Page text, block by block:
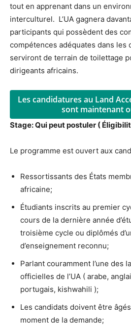
tout en apprenant dans un
interculturel. L’UA gagnera
participants qui possèdent des
compétences adéquates dans
serviront de terrain de toilettage
dirigeants africains.
Les candidatures au Land
sont maintenant
Stage: Qui peut postuler (
Le programme est ouvert aux
Ressortissants des États
africaine;
Étudiants inscrits au premier
cours de la dernière année
troisième cycle ou diplômés
d’enseignement reconnu;
Parlant couramment l’une des
officielles de l’UA ( arabe,
portugais, kishwahili );
Les candidats doivent être
moment de la demande;